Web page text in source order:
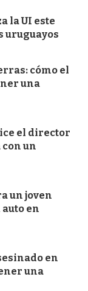
la UI este
uruguayos
cómo el
una
el director
con un
un joven
en
en
una